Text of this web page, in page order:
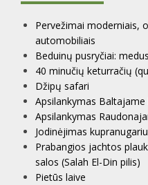
Pervežimai moderniais,
automobiliais
Beduinų pusryčiai:
40 minučių keturračių
Džipų safari
Apsilankymas
Apsilankymas
Jodinėjimas kupranugariu
Prabangios jachtos
salos (Salah El-Din pilis)
Pietūs laive